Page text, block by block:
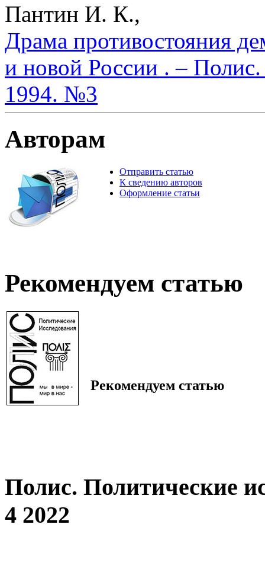
Пантин И. К.,
Драма противостояния
и новой России . –
1994. №3
Авторам
Отправить статью
К сведению авторов
Оформление статьи
Рекомендуем статью
Рекомендуем статью
Полис. Политические
4 2022